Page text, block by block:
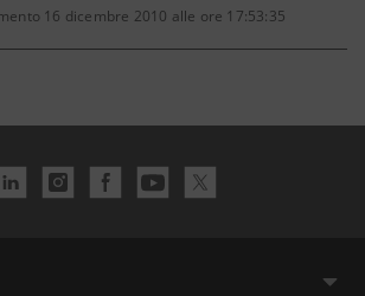
16 dicembre 2010 alle ore 17:53:35